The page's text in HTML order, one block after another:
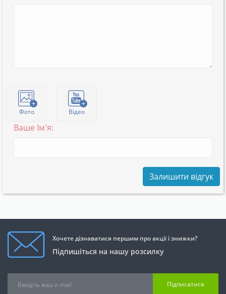
Фото Відео
Ваше Ім'я:
Залишити відгук
Хочете дізнаватися першим про акції і знижки?
Підпишіться на нашу розсилку
Підписатися